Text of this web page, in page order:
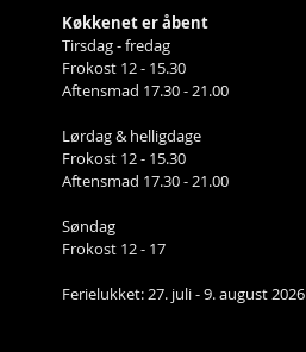
Køkkenet er åbent
Tirsdag - fredag
Frokost 12 - 15.30
Aftensmad 17.30 - 21.00
Lørdag & helligdage
Frokost 12 - 15.30
Aftensmad 17.30 - 21.00
Søndag
Frokost 12 - 17
Ferielukket: 27. juli - 9. august 2026